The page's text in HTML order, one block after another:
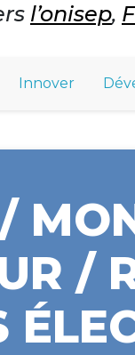
l’onisep,
Innover
/